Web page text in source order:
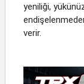
yeniliği,
verir.